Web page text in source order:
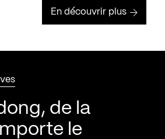
En découvrir plus
de la
le